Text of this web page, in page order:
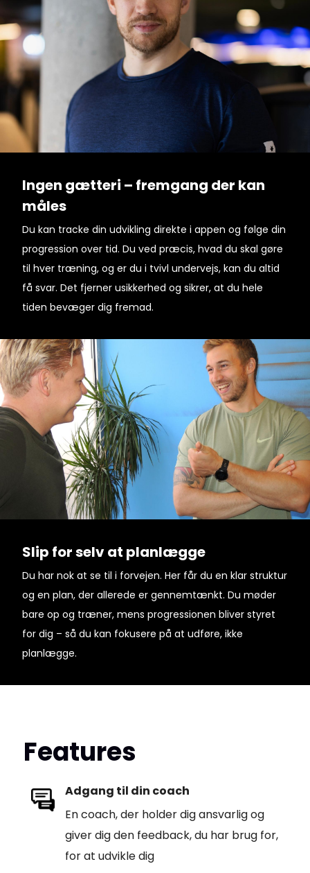
Ingen gætteri – fremgang der kan
måles
Du kan tracke din udvikling direkte i appen og følge din
progression over tid. Du ved præcis, hvad du skal gøre
til hver træning, og er du i tvivl undervejs, kan du altid
få svar. Det fjerner usikkerhed og sikrer, at du hele
tiden bevæger dig fremad.
Slip for selv at planlægge
Du har nok at se til i forvejen. Her får du en klar struktur
og en plan, der allerede er gennemtænkt. Du møder
bare op og træner, mens progressionen bliver styret
for dig – så du kan fokusere på at udføre, ikke
planlægge.
Features
Adgang til din coach
En coach, der holder dig ansvarlig og
giver dig den feedback, du har brug for,
for at udvikle dig